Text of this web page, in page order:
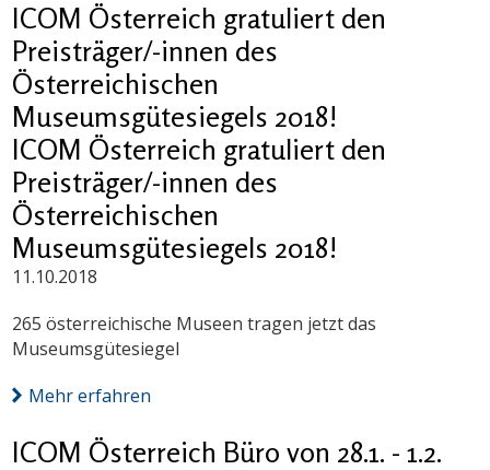
ICOM Österreich gratuliert den
Preisträger/-innen des
Österreichischen
Museumsgütesiegels 2018!
ICOM Österreich gratuliert den
Preisträger/-innen des
Österreichischen
Museumsgütesiegels 2018!
11.10.2018
265 österreichische Museen tragen jetzt das
Museumsgütesiegel
Mehr erfahren
ICOM Österreich Büro von 28.1. - 1.2.